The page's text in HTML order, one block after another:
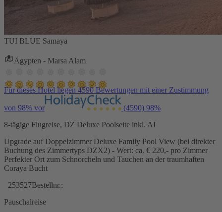
TUI BLUE Samaya
Ägypten - Marsa Alam
Für dieses Hotel liegen 4590 Bewertungen mit einer Zustimmung
von 98% vor (4590) 98%
8-tägige Flugreise, DZ Deluxe Poolseite inkl. AI
Upgrade auf Doppelzimmer Deluxe Family Pool View (bei direkter
Buchung des Zimmertyps DZX2) - Wert: ca. € 220,- pro Zimmer
Perfekter Ort zum Schnorcheln und Tauchen an der traumhaften
Coraya Bucht
253527Bestellnr.:
Pauschalreise